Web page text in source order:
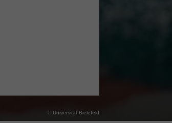
© Universität Bielefeld